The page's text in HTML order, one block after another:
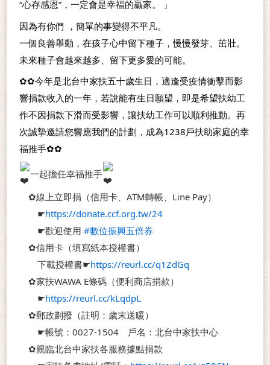
“心存感恩”，一定會是幸福的贏家。 」
因為有你們 ，簡單的事變得不平凡。
一個良善舉動，在孩子心中留下種子，慢慢發芽、茁壯。
未來種子會越來越多、留下更多愛的可能。
✿✿今年是北台中家扶五十歲生日，適逢受疫情衝擊而影
響捐款收入的一年，若說能有生日願望，即是希望扶幼工
作不因捐款下滑而受影響，讓扶幼工作可以順利推動。再
次誠摯邀請您響應我們的計劃，成為1238戶扶助家庭的幸
福推手✿✿
一起擔任幸福推手
✿線上立即捐（信用卡、ATM轉帳、Line Pay）
☛https://donate.ccf.org.tw/24
☛歡迎使用 #數位振興五倍券
✿信用卡（填寫紙本授權書）
下載授權書☛https://reurl.cc/q1ZdGq
✿家扶WAWA E條碼（便利商店捐款）
☛https://reurl.cc/kLqdpL
✿郵政劃撥（註明：歲末送暖）
☛帳號：0027-1504　戶名：北台中家扶中心
✿親臨北台中家扶各服務據點捐款